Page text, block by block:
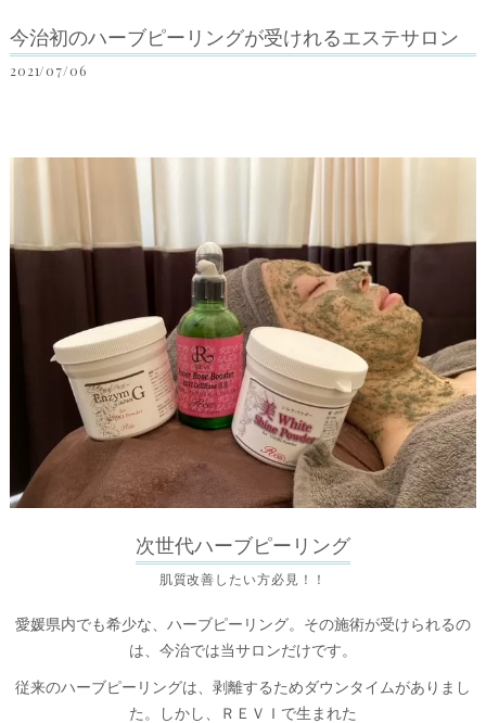
今治初のハーブピーリングが受けれるエステサロン
2021/07/06
次世代ハーブピーリング
肌質改善したい方必見！！
愛媛県内でも希少な、ハーブピーリング。その施術が受けられるの
は、今治では当サロンだけです。
従来のハーブピーリングは、剥離するためダウンタイムがありまし
た。しかし、ＲＥＶＩで生まれた